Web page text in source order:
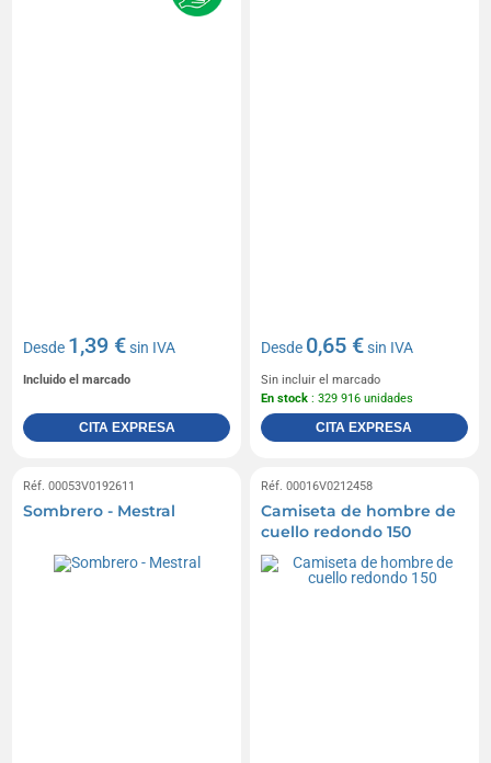
Desde 1,39 €sin IVA
Incluido el marcado
CITA EXPRESA
Desde 0,65 €sin IVA
Sin incluir el marcado
En stock : 329 916 unidades
CITA EXPRESA
Réf. 00053V0192611
Sombrero - Mestral
Réf. 00016V0212458
Camiseta de hombre de
cuello redondo 150